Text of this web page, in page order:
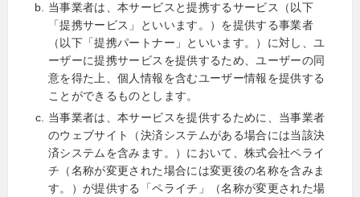
当事業者は、本サービスと提携するサービス（以下
「提携サービス」といいます。）を提供する事業者
（以下「提携パートナー」といいます。）に対し、ユ
ーザーに提携サービスを提供するため、ユーザーの同
意を得た上、個人情報を含むユーザー情報を提供する
ことができるものとします。
当事業者は、本サービスを提供するために、当事業者
のウェブサイト（決済システムがある場合には当該決
済システムを含みます。）において、株式会社ペライ
チ（名称が変更された場合には変更後の名称を含みま
す。）が提供する「ペライチ」（名称が変更された場